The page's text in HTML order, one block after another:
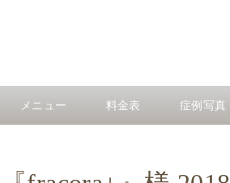
メニュー 料金表 症例写真